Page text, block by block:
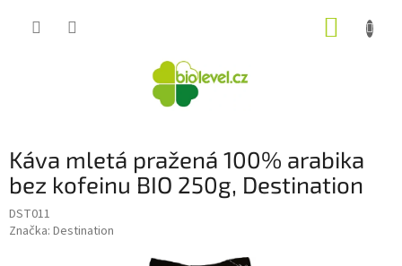
Káva mletá pražená 100% arabika
bez kofeinu BIO 250g, Destination
DST011
Značka: Destination